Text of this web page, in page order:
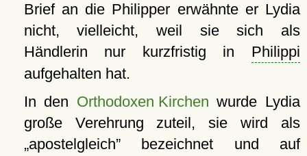
Brief an die Philipper erwähnte er Lydia
nicht, vielleicht, weil sie sich als
Händlerin nur kurzfristig in Philippi
aufgehalten hat.
In den Orthodoxen Kirchen wurde Lydia
große Verehrung zuteil, sie wird als
apostelgleich bezeichnet und auf